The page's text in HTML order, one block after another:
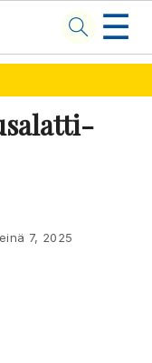
☰
7, 2025